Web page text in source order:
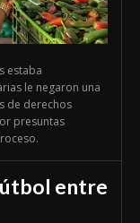
estaba
le negaron una
de derechos
presuntas
entre